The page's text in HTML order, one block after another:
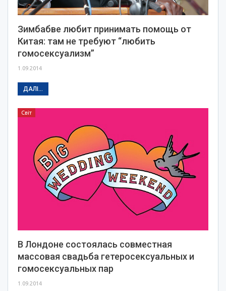
Зимбабве любит принимать помощь от
Китая: там не требуют “любить
гомосексуализм”
1.09.2014
ДАЛІ...
Світ
В Лондоне состоялась совместная
массовая свадьба гетеросексуальных и
гомосексуальных пар
1.09.2014